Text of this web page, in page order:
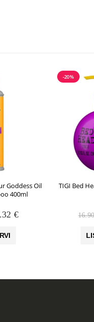
Goddess Oil
400ml
€.
€Praegune
-20%
TIGI Bed